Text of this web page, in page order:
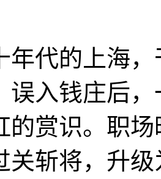
年代的上海
误入钱庄后
的赏识。职
关斩将，升